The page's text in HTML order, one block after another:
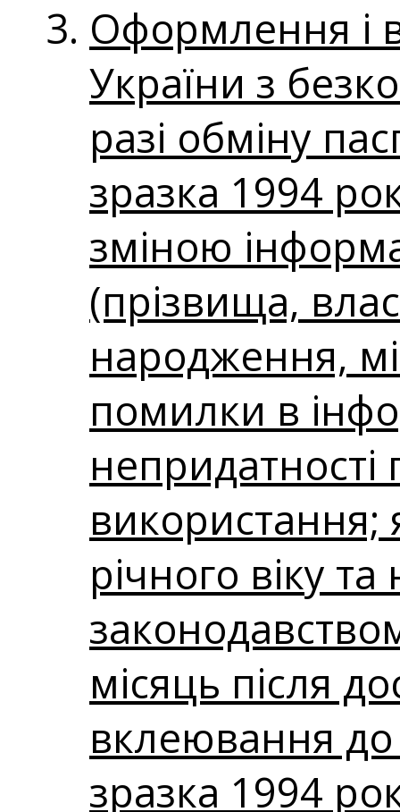
Оформлення і
України з
разі обміну
зразка 1994
зміною
(прізвища,
народження,
помилки в
використання;
річного віку
місяць після
вклеювання
зразка 1994